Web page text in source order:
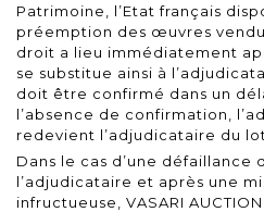
Patrimoine, l’Etat français
préemption des œuvres
droit a lieu immédiatement
se substitue ainsi à
doit être confirmé dans un
l’absence de confirmation,
redevient l’adjudicataire du
Dans le cas d’une
l’adjudicataire et après une
infructueuse, VASARI